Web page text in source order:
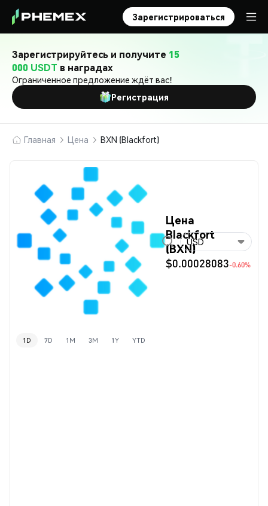
Зарегистрироваться
Зарегистрируйтесь и получите 15
000 USDT в наградах
Ограниченное предложение ждёт вас!
Регистрация
Главная Цена BXN (Blackfort)
Цена
Blackfort
(BXN)
$0.00028083-0.60%
USD
1D 7D 1M 3M 1Y YTD